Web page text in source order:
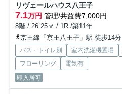
リヴェールハウス八王子
7.1万円 管理/共益費7,000円
8階 / 26.25㎡ / 1R /築11年
京王線「京王八王子」駅 徒歩14分
バス・トイレ別 室内洗濯機置場
フローリング
電気有
即入居可